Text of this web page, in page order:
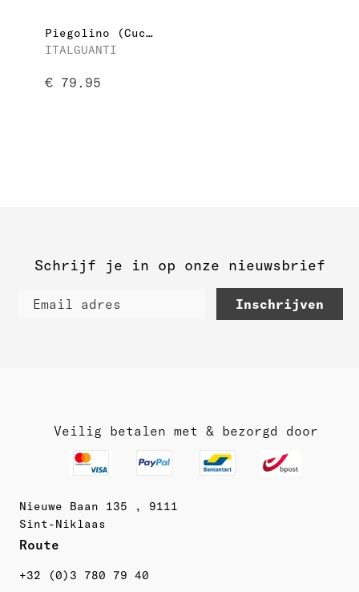
Piegolino (Cucito a mano) | Dames Handschoen
ITALGUANTI
€ 79.95
Schrijf je in op onze nieuwsbrief
Inschrijven
Veilig betalen met & bezorgd door
Nieuwe Baan 135 , 9111
Sint-Niklaas
Route
+32 (0)3 780 79 40